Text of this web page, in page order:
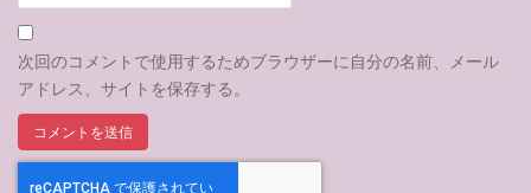
次回のコメントで使用するためブラウザーに自分の名前、メール
アドレス、サイトを保存する。